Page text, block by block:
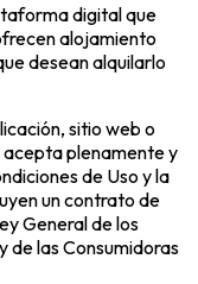
digital que
alojamiento
desean alquilarlo
sitio web o
acepta plenamente y
de Uso y la
un contrato de
General de los
de las Consumidoras